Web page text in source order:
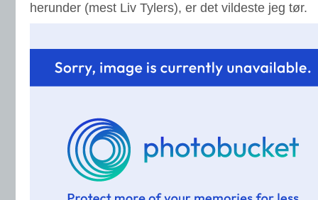
herunder (mest Liv Tylers), er det vildeste jeg tør.